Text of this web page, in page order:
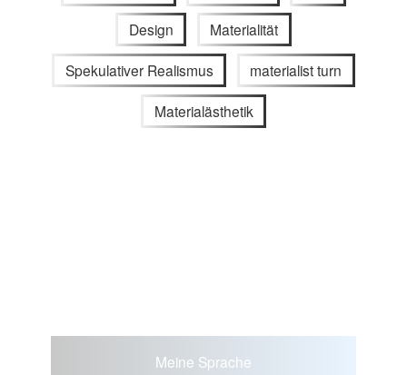
Design Materialität
Spekulativer Realismus materialist turn
Materialästhetik
Meine Sprache